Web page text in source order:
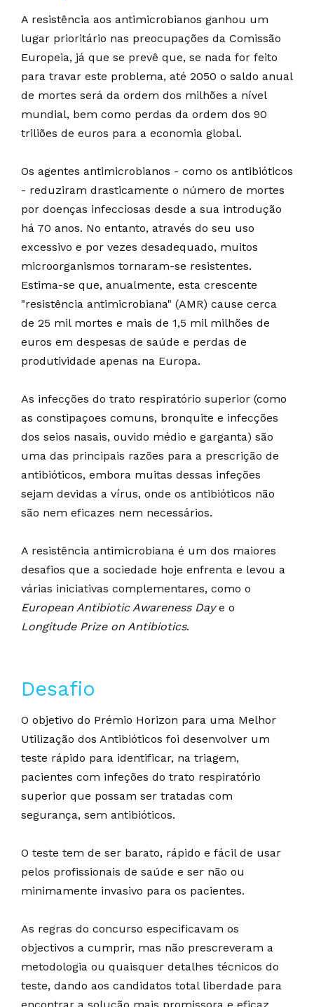
A resistência aos antimicrobianos ganhou um
lugar prioritário nas preocupações da Comissão
Europeia, já que se prevê que, se nada for feito
para travar este problema, até 2050 o saldo anual
de mortes será da ordem dos milhões a nível
mundial, bem como perdas da ordem dos 90
triliões de euros para a economia global.
Os agentes antimicrobianos - como os antibióticos
- reduziram drasticamente o número de mortes
por doenças infecciosas desde a sua introdução
há 70 anos. No entanto, através do seu uso
excessivo e por vezes desadequado, muitos
microorganismos tornaram-se resistentes.
Estima-se que, anualmente, esta crescente
"resistência antimicrobiana" (AMR) cause cerca
de 25 mil mortes e mais de 1,5 mil milhões de
euros em despesas de saúde e perdas de
produtividade apenas na Europa.
As infecções do trato respiratório superior (como
as constipaçoes comuns, bronquite e infecções
dos seios nasais, ouvido médio e garganta) são
uma das principais razões para a prescrição de
antibióticos, embora muitas dessas infeções
sejam devidas a vírus, onde os antibióticos não
são nem eficazes nem necessários.
A resistência antimicrobiana é um dos maiores
desafios que a sociedade hoje enfrenta e levou a
várias iniciativas complementares, como o
European Antibiotic Awareness Daye o
Longitude Prize on Antibiotics.
Desafio
O objetivo do Prémio Horizon para uma Melhor
Utilização dos Antibióticos foi desenvolver um
teste rápido para identificar, na triagem,
pacientes com infeções do trato respiratório
superior que possam ser tratadas com
segurança, sem antibióticos.
O teste tem de ser barato, rápido e fácil de usar
pelos profissionais de saúde e ser não ou
minimamente invasivo para os pacientes.
As regras do concurso especificavam os
objectivos a cumprir, mas não prescreveram a
metodologia ou quaisquer detalhes técnicos do
teste, dando aos candidatos total liberdade para